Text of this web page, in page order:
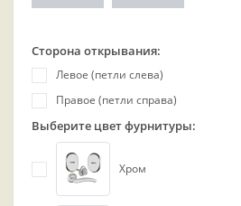
Сторона открывания:
Левое (петли слева)
Правое (петли справа)
Выберите цвет фурнитуры:
Хром